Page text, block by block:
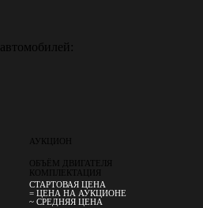
автомобилей:
АУКЦИОН
ОБЪЁМ ДВИГАТЕЛЯ
КОМПЛЕКТАЦИЯ
СТАРТОВАЯ ЦЕНА
= ЦЕНА НА АУКЦИОНЕ
~ СРЕДНЯЯ ЦЕНА